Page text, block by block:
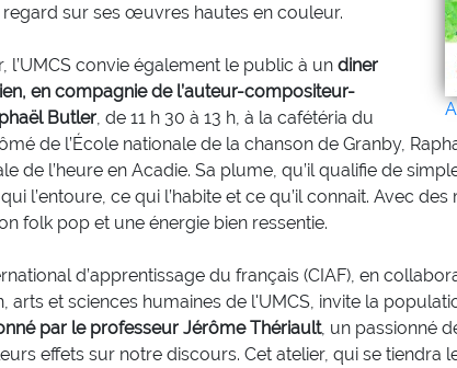
sur ses œuvres hautes en couleur.
l’UMCS convie également le public à un diner
en compagnie de l’auteur-compositeur-
Butler, de 11 h 30 à 13 h, à la cafétéria du
de l’École nationale de la chanson de Granby,
de l’heure en Acadie. Sa plume, qu’il qualifie de
l’entoure, ce qui l’habite et ce qu’il connait. Avec
folk pop et une énergie bien ressentie.
d’apprentissage du français (CIAF), en
arts et sciences humaines de l'UMCS, invite la
par le professeur Jérôme Thériault, un passionné
effets sur notre discours. Cet atelier, qui se tiendra